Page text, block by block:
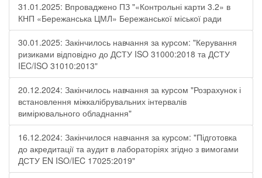
31.01.2025: Впроваджено ПЗ "«Контрольні карти 3.2» в
КНП «Бережанська ЦМЛ» Бережанської міської ради
30.01.2025: Закінчилось навчання за курсом: "Керування
ризиками відповідно до ДСТУ ISO 31000:2018 та ДСТУ
IEC/ISO 31010:2013"
20.12.2024: Закінчилось навчання за курсом "Розрахунок і
встановлення міжкалібрувальних інтервалів
вимірювального обладнання"
16.12.2024: Закінчилося навчання за курсом: "Підготовка
до акредитації та аудит в лабораторіях згідно з вимогами
ДСТУ EN ISO/IEC 17025:2019"